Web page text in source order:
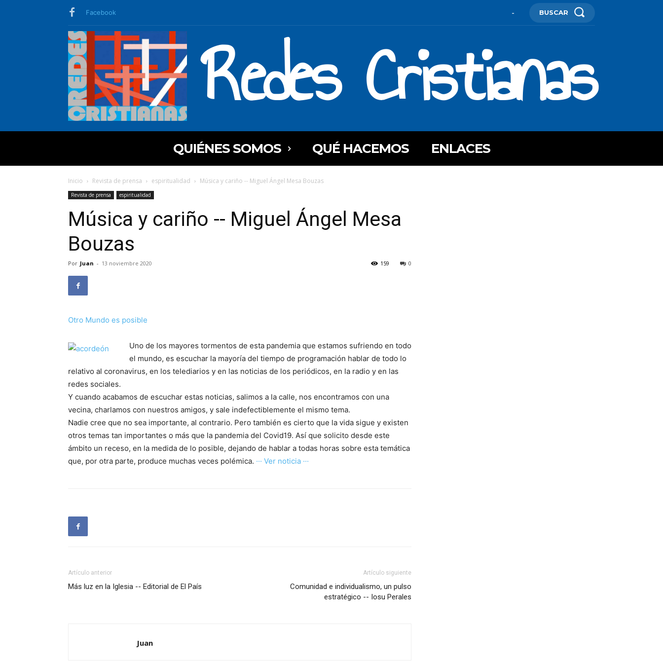
Facebook - BUSCAR
Redes Cristianas
QUIÉNES SOMOS QUÉ HACEMOS ENLACES
Inicio Revista de prensa espiritualidad Música y cariño -- Miguel Ángel Mesa Bouzas
Revista de prensa espiritualidad
Música y cariño -- Miguel Ángel Mesa
Bouzas
Por Juan - 13 noviembre 2020 0
159
Otro Mundo es posible
Uno de los mayores tormentos de esta pandemia que estamos sufriendo en todo
el mundo, es escuchar la mayoría del tiempo de programación hablar de todo lo
relativo al coronavirus, en los telediarios y en las noticias de los periódicos, en la radio y en las
redes sociales.
Y cuando acabamos de escuchar estas noticias, salimos a la calle, nos encontramos con una
vecina, charlamos con nuestros amigos, y sale indefectiblemente el mismo tema.
Nadie cree que no sea importante, al contrario. Pero también es cierto que la vida sigue y existen
otros temas tan importantes o más que la pandemia del Covid19. Así que solicito desde este
ámbito un receso, en la medida de lo posible, dejando de hablar a todas horas sobre esta temática
que, por otra parte, produce muchas veces polémica. ··· Ver noticia ···
Artículo anterior
Más luz en la Iglesia -- Editorial de El País
Artículo siguiente
Comunidad e individualismo, un pulso
estratégico -- Iosu Perales
Juan